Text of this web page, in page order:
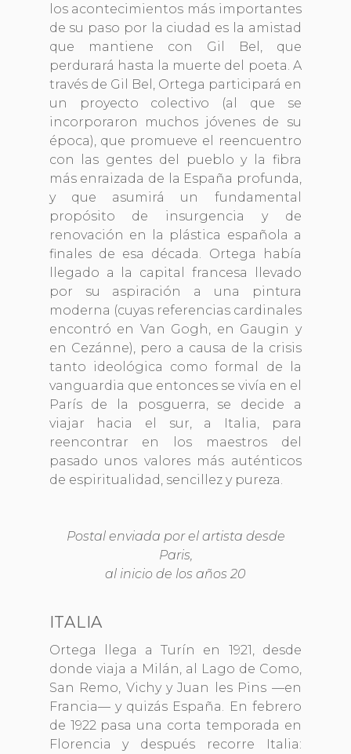
los acontecimientos más importantes
de su paso por la ciudad es la amistad
que mantiene con Gil Bel, que
perdurará hasta la muerte del poeta. A
través de Gil Bel, Ortega participará en
un proyecto colectivo (al que se
incorporaron muchos jóvenes de su
época), que promueve el reencuentro
con las gentes del pueblo y la fibra
más enraizada de la España profunda,
y que asumirá un fundamental
propósito de insurgencia y de
renovación en la plástica española a
finales de esa década. Ortega había
llegado a la capital francesa llevado
por su aspiración a una pintura
moderna (cuyas referencias cardinales
encontró en Van Gogh, en Gaugin y
en Cezánne), pero a causa de la crisis
tanto ideológica como formal de la
vanguardia que entonces se vivía en el
París de la posguerra, se decide a
viajar hacia el sur, a Italia, para
reencontrar en los maestros del
pasado unos valores más auténticos
de espiritualidad, sencillez y pureza.
Postal enviada por el artista desde
Paris,
al inicio de los años 20
ITALIA
Ortega llega a Turín en 1921, desde
donde viaja a Milán, al Lago de Como,
San Remo, Vichy y Juan les Pins —en
Francia— y quizás España. En febrero
de 1922 pasa una corta temporada en
Florencia y después recorre Italia: